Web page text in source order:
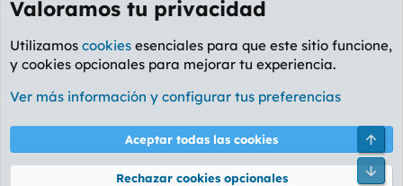
Foro Política
Cookies
PL OLDSTYLE AMARILLO
Términos y reglas Política de privacidad Ayuda
Valoramos tu privacidad
Utilizamos cookies esenciales para que este sitio funcione,
y cookies opcionales para mejorar tu experiencia.
Ver más información y configurar tus preferencias
Aceptar todas las cookies
Rechazar cookies opcionales
Pie